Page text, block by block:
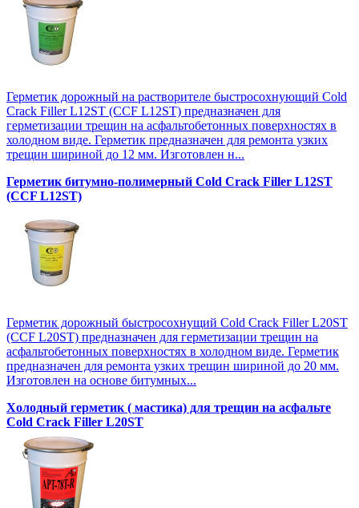
Герметик дорожный на растворителе быстросохнующий Cold
Crack Filler L12SТ (CCF L12SТ) предназначен для
герметизации трещин на асфальтобетонных поверхностях в
холодном виде. Герметик предназначен для ремонта узких
трещин шириной до 12 мм. Изготовлен н...
Герметик битумно-полимерный Cold Crack Filler L12SТ
(CCF L12SТ)
Герметик дорожный быстросохнущий Cold Crack Filler L20SТ
(CCF L20SТ) предназначен для герметизации трещин на
асфальтобетонных поверхностях в холодном виде. Герметик
предназначен для ремонта узких трещин шириной до 20 мм.
Изготовлен на основе битумных...
Холодный герметик ( мастика) для трещин на асфальте
Cold Crack Filler L20SТ